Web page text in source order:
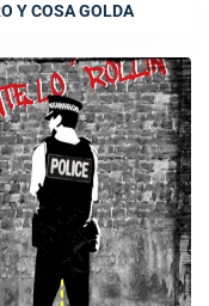
Y COSA GOLDA